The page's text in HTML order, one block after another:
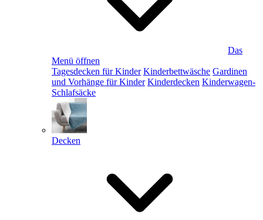
Das
Menü öffnen
Tagesdecken für Kinder Kinderbettwäsche Gardinen
und Vorhänge für Kinder Kinderdecken Kinderwagen-
Schlafsäcke
Decken